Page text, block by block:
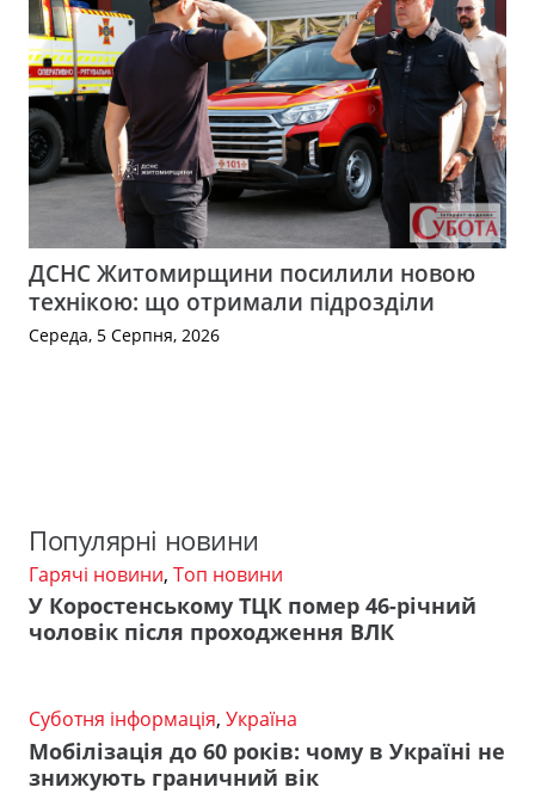
ДСНС Житомирщини посилили новою
технікою: що отримали підрозділи
Середа, 5 Серпня, 2026
Популярні новини
Гарячі новини, Топ новини
У Коростенському ТЦК помер 46-річний
чоловік після проходження ВЛК
Суботня інформація, Україна
Мобілізація до 60 років: чому в Україні не
знижують граничний вік